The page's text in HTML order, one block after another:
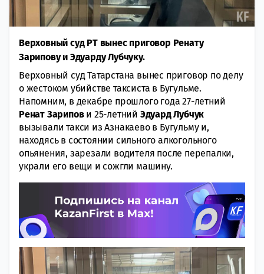
Верховный суд РТ вынес приговор Ренату
Зарипову и Эдуарду Лубчуку.
Верховный суд Татарстана вынес приговор по делу
о жестоком убийстве таксиста в Бугульме.
Напомним, в декабре прошлого года 27-летний
Ренат Зарипови 25-летний Эдуард Лубчук
вызывали такси из Азнакаево в Бугульму и,
находясь в состоянии сильного алкогольного
опьянения, зарезали водителя после перепалки,
украли его вещи и сожгли машину.